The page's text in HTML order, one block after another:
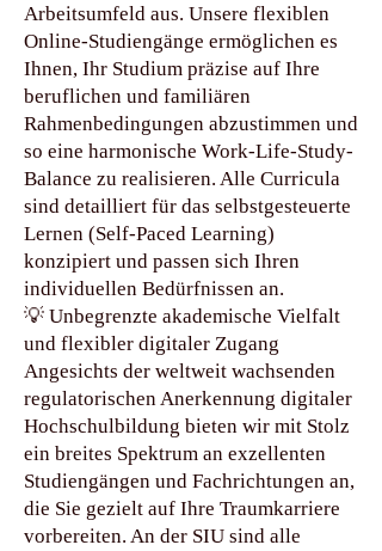
Arbeitsumfeld aus. Unsere flexiblen
Online-Studiengänge ermöglichen es
Ihnen, Ihr Studium präzise auf Ihre
beruflichen und familiären
Rahmenbedingungen abzustimmen und
so eine harmonische Work-Life-Study-
Balance zu realisieren. Alle Curricula
sind detailliert für das selbstgesteuerte
Lernen (Self-Paced Learning)
konzipiert und passen sich Ihren
individuellen Bedürfnissen an.
💡 Unbegrenzte akademische Vielfalt
und flexibler digitaler Zugang
Angesichts der weltweit wachsenden
regulatorischen Anerkennung digitaler
Hochschulbildung bieten wir mit Stolz
ein breites Spektrum an exzellenten
Studiengängen und Fachrichtungen an,
die Sie gezielt auf Ihre Traumkarriere
vorbereiten. An der SIU sind alle